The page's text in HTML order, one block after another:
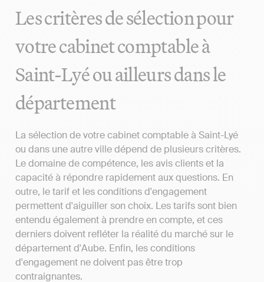
Les critères de sélection pour
votre cabinet comptable à
Saint-Lyé ou ailleurs dans le
département
La sélection de votre cabinet comptable à Saint-Lyé
ou dans une autre ville dépend de plusieurs critères.
Le domaine de compétence, les avis clients et la
capacité à répondre rapidement aux questions. En
outre, le tarif et les conditions d'engagement
permettent d'aiguiller son choix. Les tarifs sont bien
entendu également à prendre en compte, et ces
derniers doivent refléter la réalité du marché sur le
département d'Aube. Enfin, les conditions
d'engagement ne doivent pas être trop
contraignantes.